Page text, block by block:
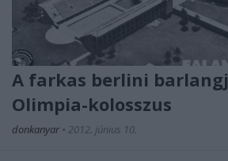
A farkas berlini
Olimpia-kolosszus
donkanyar • 2012. június 10.